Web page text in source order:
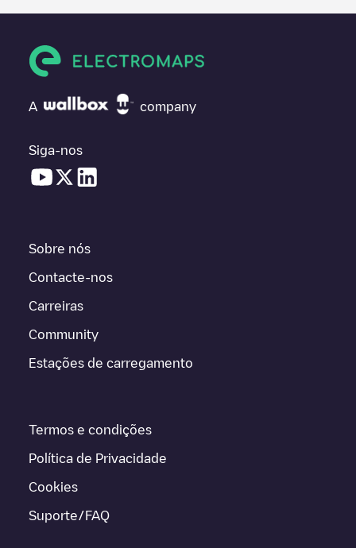
A company
Siga-nos
Sobre nós
Contacte-nos
Carreiras
Community
Estações de carregamento
Termos e condições
Política de Privacidade
Cookies
Suporte/FAQ